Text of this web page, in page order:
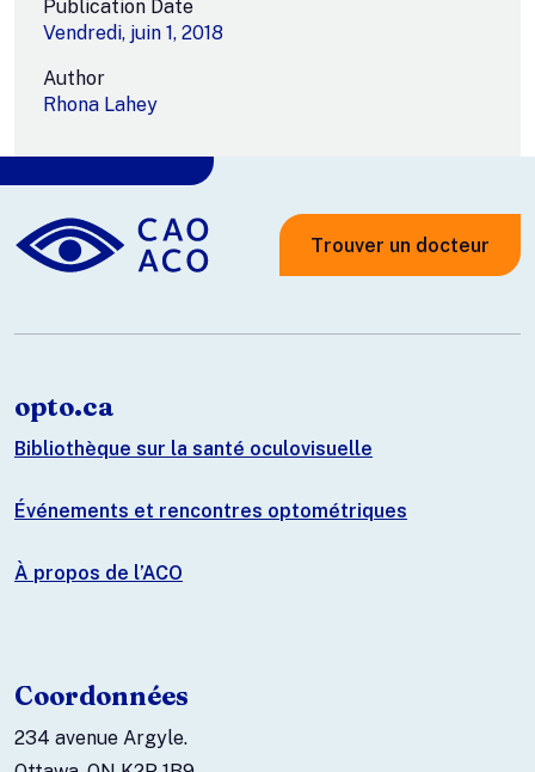
Publication Date
Vendredi, juin 1, 2018
Author
Rhona Lahey
Trouver un docteur
opto.ca
Bibliothèque sur la santé oculovisuelle
Événements et rencontres optométriques
À propos de l’ACO
Coordonnées
234 avenue Argyle.